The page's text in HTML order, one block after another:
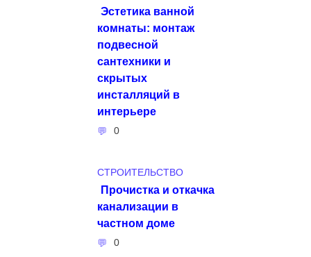
Эстетика ванной
комнаты: монтаж
подвесной
сантехники и
скрытых
инсталляций в
интерьере
0
СТРОИТЕЛЬСТВО
Прочистка и откачка
канализации в
частном доме
0